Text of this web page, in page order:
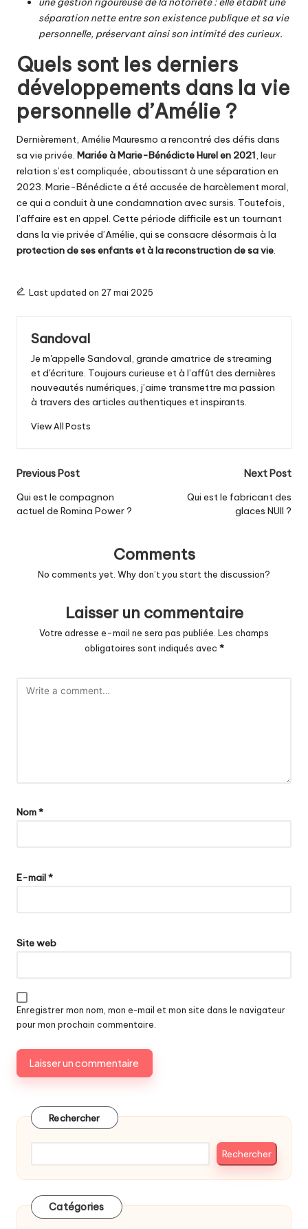
séparation nette entre son existence publique et sa vie
personnelle, préservant ainsi son intimité des curieux.
Quels sont les derniers
développements dans la vie
personnelle d’Amélie ?
Dernièrement, Amélie Mauresmo a rencontré des défis dans
sa vie privée. Mariée à Marie-Bénédicte Hurel en 2021, leur
relation s’est compliquée, aboutissant à une séparation en
2023. Marie-Bénédicte a été accusée de harcèlement moral,
ce qui a conduit à une condamnation avec sursis. Toutefois,
l’affaire est en appel. Cette période difficile est un tournant
dans la vie privée d’Amélie, qui se consacre désormais à la
protection de ses enfants et à la reconstruction de sa vie.
Last updated on 27 mai 2025
Sandoval
Je m'appelle Sandoval, grande amatrice de streaming
et d'écriture. Toujours curieuse et à l’affût des dernières
nouveautés numériques, j’aime transmettre ma passion
à travers des articles authentiques et inspirants.
View All Posts
Post
navigation
Previous Post
Qui est le compagnon
actuel de Romina Power ?
Next Post
Qui est le fabricant des
glaces NUII ?
Comments
No comments yet. Why don’t you start the discussion?
Laisser un commentaire
Votre adresse e-mail ne sera pas publiée. Les champs
obligatoires sont indiqués avec *
Nom*
E-mail*
Site web
Enregistrer mon nom, mon e-mail et mon site dans le navigateur
pour mon prochain commentaire.
Rechercher
Rechercher
Catégories